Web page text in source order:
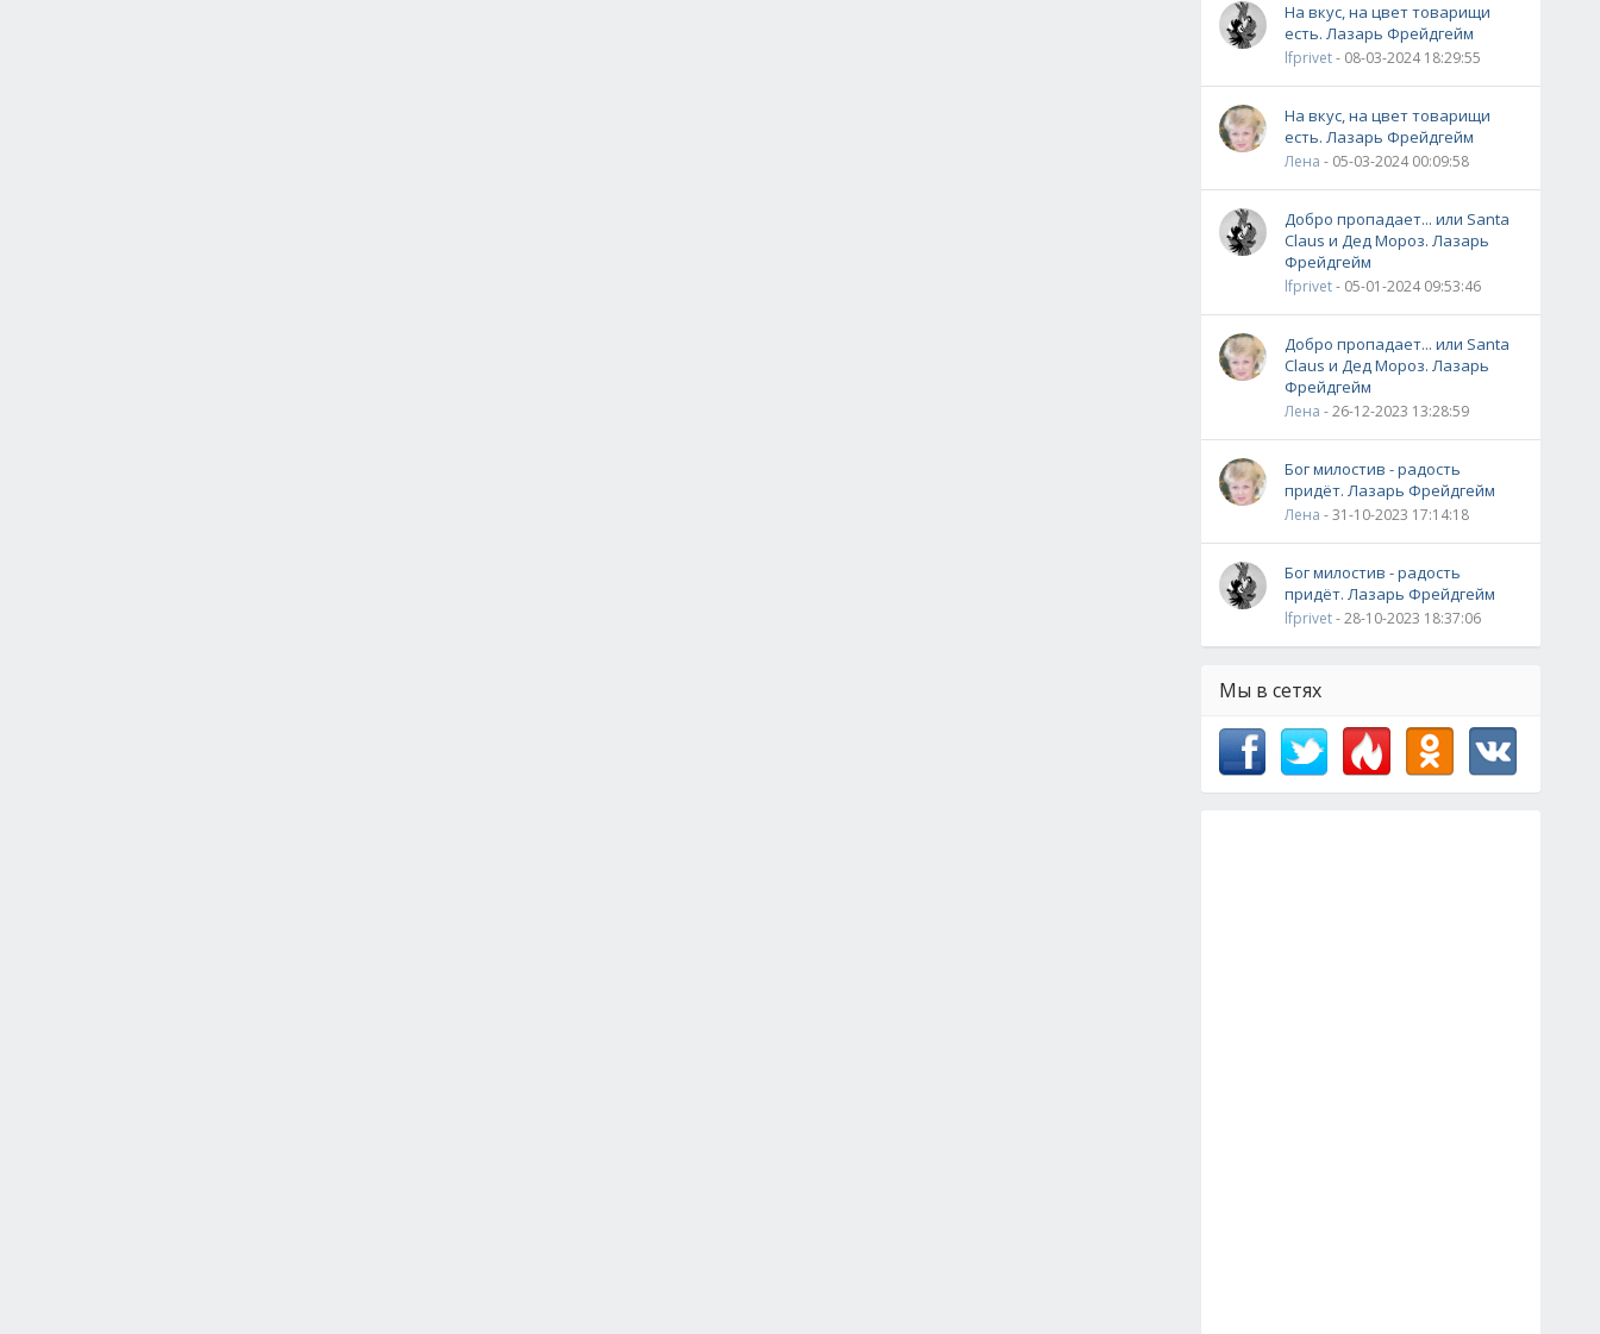
На вкус, на цвет товарищи
есть. Лазарь Фрейдгейм
lfprivet- 08-03-2024 18:29:55
На вкус, на цвет товарищи
есть. Лазарь Фрейдгейм
Лена - 05-03-2024 00:09:58
Добро пропадает... или Santa
Claus и Дед Мороз. Лазарь
Фрейдгейм
lfprivet- 05-01-2024 09:53:46
Добро пропадает... или Santa
Claus и Дед Мороз. Лазарь
Фрейдгейм
Лена - 26-12-2023 13:28:59
Бог милостив - радость
придёт. Лазарь Фрейдгейм
Лена - 31-10-2023 17:14:18
Бог милостив - радость
придёт. Лазарь Фрейдгейм
lfprivet- 28-10-2023 18:37:06
Мы в сетях